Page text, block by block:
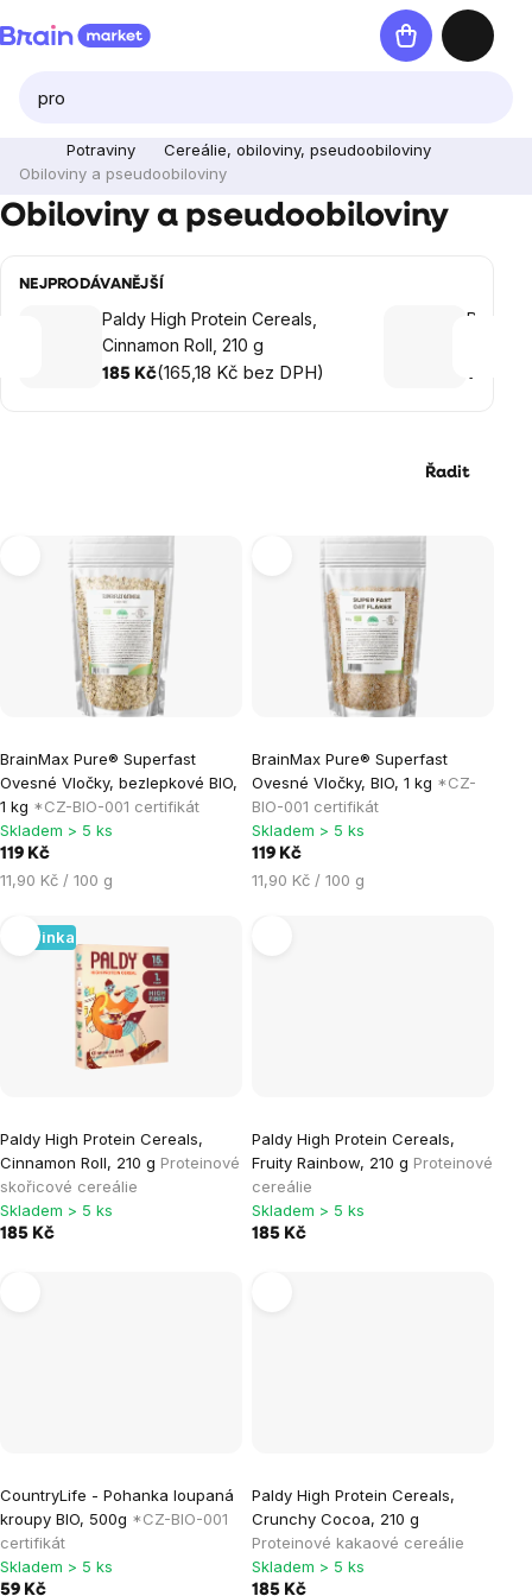
na
Nákupní
košík
Potraviny
Cereálie, obiloviny, pseudoobiloviny
Obiloviny a pseudoobiloviny
Obiloviny a pseudoobiloviny
NEJPRODÁVANĚJŠÍ
Paldy High Protein Cereals,
Cinnamon Roll, 210 g
185 Kč(165,18 Kč bez DPH)
Paldy
185 Kč
Řadit
Výpis
produktů
BrainMax Pure® Superfast
Ovesné Vločky, bezlepkové BIO,
1 kg *CZ-BIO-001 certifikát
Skladem > 5 ks
119 Kč
Měrná
11,90 Kč / 100 g
BrainMax Pure® Superfast
Ovesné Vločky, BIO, 1 kg *CZ-
BIO-001 certifikát
Skladem > 5 ks
119 Kč
Měrná
11,90 Kč / 100 g
Novinka
Paldy High Protein Cereals,
Cinnamon Roll, 210 g Proteinové
skořicové cereálie
Skladem > 5 ks
185 Kč
Paldy High Protein Cereals,
Fruity Rainbow, 210 g Proteinové
cereálie
Skladem > 5 ks
185 Kč
CountryLife - Pohanka loupaná
kroupy BIO, 500g *CZ-BIO-001
certifikát
Skladem > 5 ks
59 Kč
Paldy High Protein Cereals,
Crunchy Cocoa, 210 g
Proteinové kakaové cereálie
Skladem > 5 ks
185 Kč